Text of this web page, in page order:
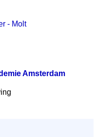
- Molt
Amsterdam